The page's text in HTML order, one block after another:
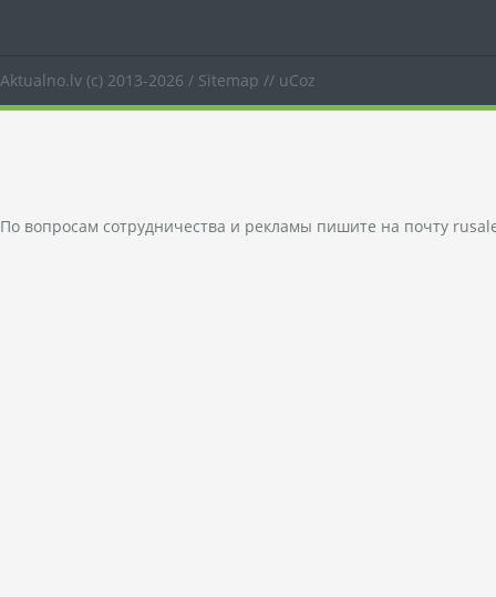
Aktualno.lv (c) 2013-2026 / Sitemap // uCoz
По вопросам сотрудничества и рекламы пишите на почту